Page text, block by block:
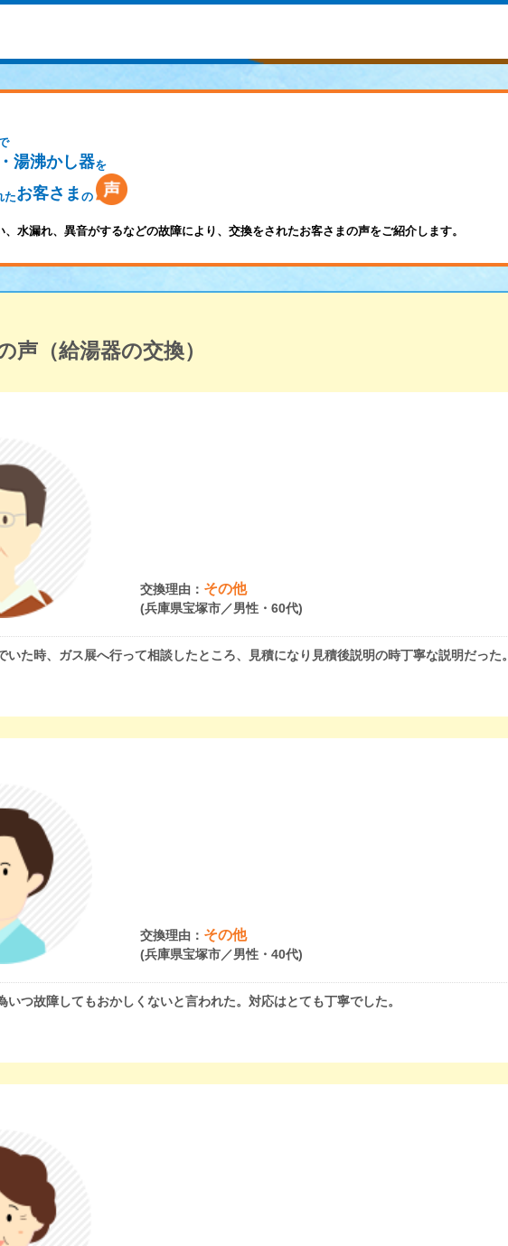
湯沸かし器を
たお客さま の
水漏れ、異音がするなどの故障により、交換をされたお客さまの声をご紹介します。
声（給湯器の交換）
交換理由： その他
(兵庫県宝塚市／男性・60代)
いた時、ガス展へ行って相談したところ、見積になり見積後説明の時丁寧な説明だった。
交換理由： その他
(兵庫県宝塚市／男性・40代)
いつ故障してもおかしくないと言われた。対応はとても丁寧でした。